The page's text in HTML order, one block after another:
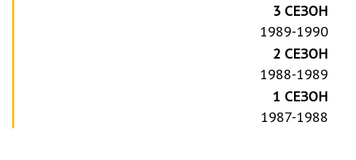
3 СЕЗОН
1989-1990
2 СЕЗОН
1988-1989
1 СЕЗОН
1987-1988